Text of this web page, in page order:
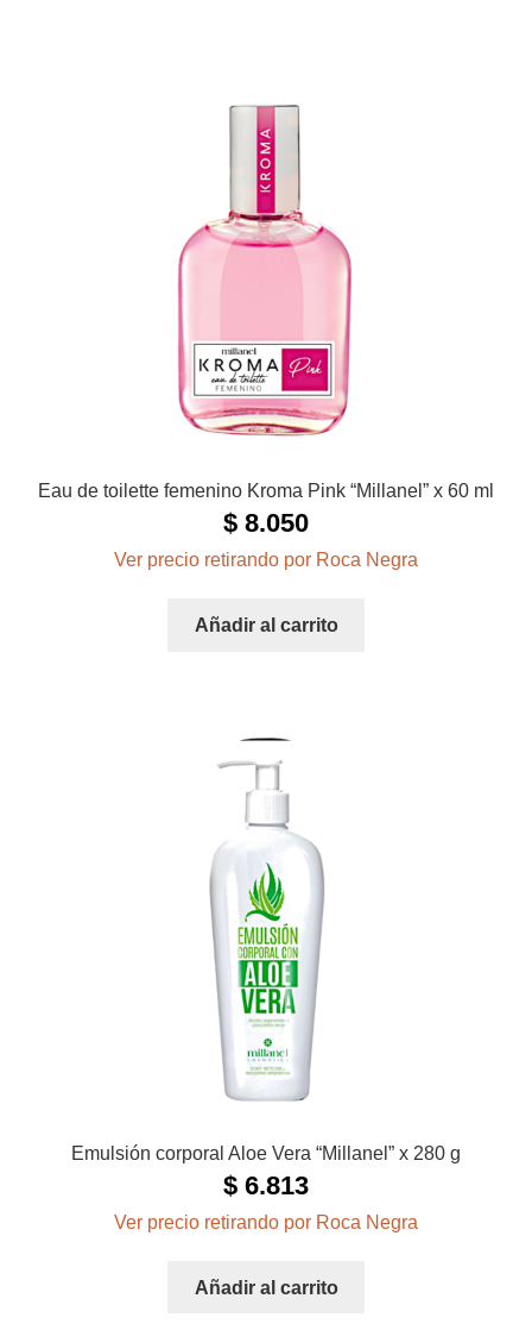
Eau de toilette femenino Kroma Pink “Millanel” x 60 ml
$ 8.050
Ver precio retirando por Roca Negra
Añadir al carrito
Emulsión corporal Aloe Vera “Millanel” x 280 g
$ 6.813
Ver precio retirando por Roca Negra
Añadir al carrito